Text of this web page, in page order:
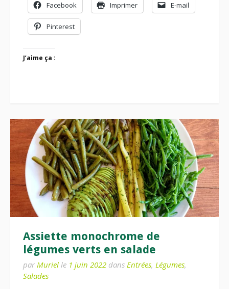
Facebook Imprimer E-mail
Pinterest
J’aime ça :
Assiette monochrome de
légumes verts en salade
par Muriel le 1 juin 2022 dans Entrées, Légumes,
Salades